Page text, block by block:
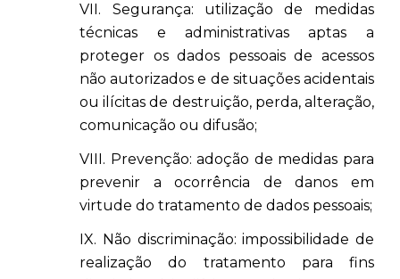
VII. Segurança: utilização de medidas
técnicas e administrativas aptas a
proteger os dados pessoais de acessos
não autorizados e de situações acidentais
ou ilícitas de destruição, perda, alteração,
comunicação ou difusão;
VIII. Prevenção: adoção de medidas para
prevenir a ocorrência de danos em
virtude do tratamento de dados pessoais;
IX. Não discriminação: impossibilidade de
realização do tratamento para fins